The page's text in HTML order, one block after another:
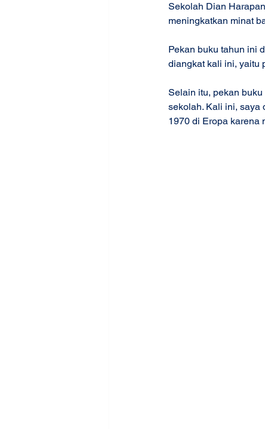
Sekolah Dian
meningkatkan minat
Pekan buku tahun ini
diangkat kali ini, yaitu
Selain itu, pekan
sekolah. Kali ini, saya
1970 di Eropa karena